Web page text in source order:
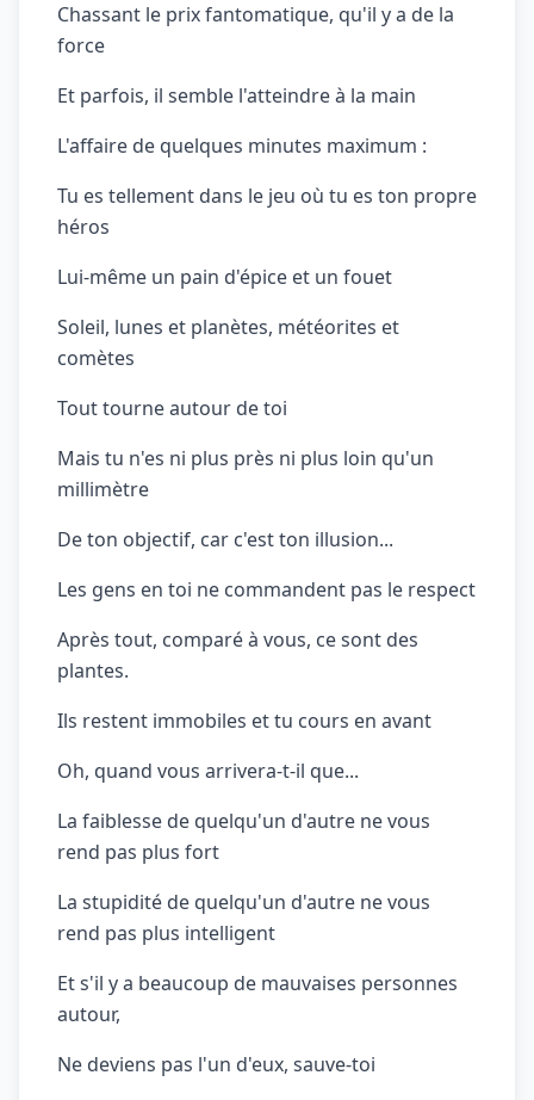
Chassant le prix fantomatique, qu'il y a de la
force
Et parfois, il semble l'atteindre à la main
L'affaire de quelques minutes maximum :
Tu es tellement dans le jeu où tu es ton propre
héros
Lui-même un pain d'épice et un fouet
Soleil, lunes et planètes, météorites et
comètes
Tout tourne autour de toi
Mais tu n'es ni plus près ni plus loin qu'un
millimètre
De ton objectif, car c'est ton illusion...
Les gens en toi ne commandent pas le respect
Après tout, comparé à vous, ce sont des
plantes.
Ils restent immobiles et tu cours en avant
Oh, quand vous arrivera-t-il que...
La faiblesse de quelqu'un d'autre ne vous
rend pas plus fort
La stupidité de quelqu'un d'autre ne vous
rend pas plus intelligent
Et s'il y a beaucoup de mauvaises personnes
autour,
Ne deviens pas l'un d'eux, sauve-toi